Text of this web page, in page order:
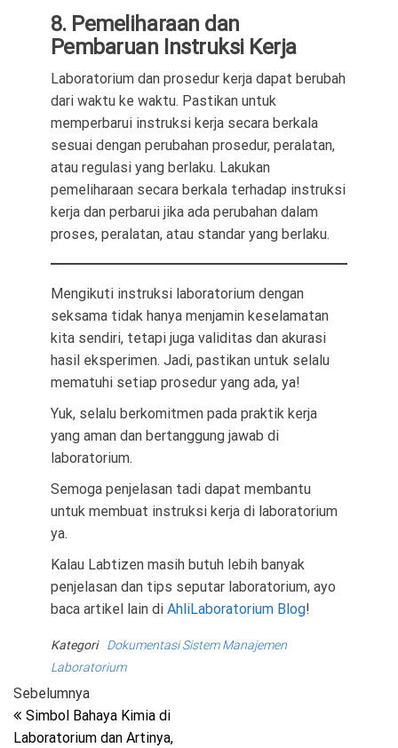
8. Pemeliharaan dan
Pembaruan Instruksi Kerja
Laboratorium dan prosedur kerja dapat berubah
dari waktu ke waktu. Pastikan untuk
memperbarui instruksi kerja secara berkala
sesuai dengan perubahan prosedur, peralatan,
atau regulasi yang berlaku. Lakukan
pemeliharaan secara berkala terhadap instruksi
kerja dan perbarui jika ada perubahan dalam
proses, peralatan, atau standar yang berlaku.
Mengikuti instruksi laboratorium dengan
seksama tidak hanya menjamin keselamatan
kita sendiri, tetapi juga validitas dan akurasi
hasil eksperimen. Jadi, pastikan untuk selalu
mematuhi setiap prosedur yang ada, ya!
Yuk, selalu berkomitmen pada praktik kerja
yang aman dan bertanggung jawab di
laboratorium.
Semoga penjelasan tadi dapat membantu
untuk membuat instruksi kerja di laboratorium
ya.
Kalau Labtizen masih butuh lebih banyak
penjelasan dan tips seputar laboratorium, ayo
baca artikel lain di AhliLaboratorium Blog!
Kategori
Dokumentasi Sistem Manajemen
Laboratorium
Navigasi
pos
Pos
Sebelumnya
Sebelumnya
Simbol Bahaya Kimia di
Laboratorium dan Artinya,